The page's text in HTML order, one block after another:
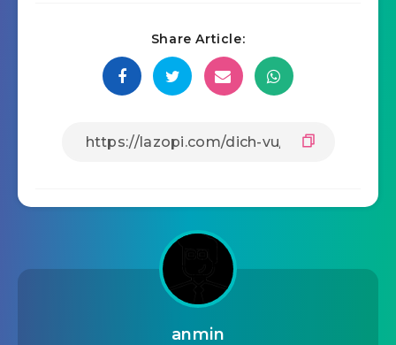
Share Article:
anmin